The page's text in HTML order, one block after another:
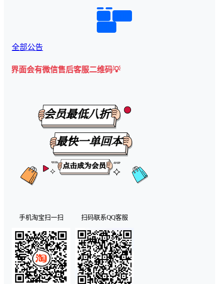
全部公告
微信售后客服二维码💡
手机淘宝扫一扫 扫码联系QQ客服